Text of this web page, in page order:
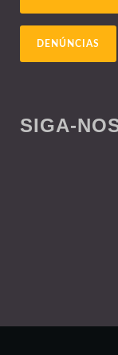
DENÚNCIAS
SIGA-